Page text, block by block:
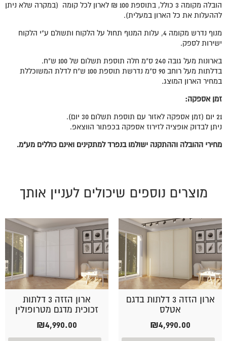
הובלה מקומה 3 כולל, בתוספת 100 ₪ לארון לכל קומה (במקרה שלא ניתן
לההעלות את כל הארון במעלית).
מנוף נדרש מקומה 4, עלות המנוף תחול על הלקוח ותשולם ע"י הלקוח
ישירות לספק.
בארונות מעל גובה 240 ס"מ חלה תוספת תשלום של 100 ש"ח.
בדלתות מעל רוחב 90 ס"מ נדרשת תוספת 100 ש"ח לדלת המשוכללת
במחיר הארון המוצג.
זמן אספקה:
21 יום (זמן אספקה לאזור עם תוספת תשלום 30 יום).
ניתן לבדוק אופציה לזירוז אספקה בכפתור הווצאפ.
מחירי ההובלה וההתקנה ישולמו בנפרד למתקינים ואינם כוללים מע"מ.
מוצרים נוספים שיכולים לעניין אותך
ארון הזזה 3 דלתות בדגם
אטלס
₪4,990.00
ארון הזזה 3 דלתות
זכוכית מדגם מטרופולין
₪4,990.00